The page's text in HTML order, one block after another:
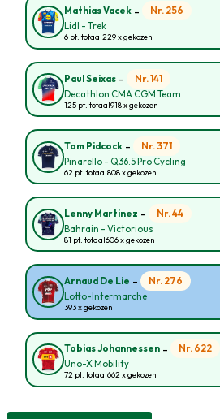
Mathias Vacek - Nr. 256
Lidl - Trek
6 pt. totaal229 x gekozen
Paul Seixas - Nr. 141
Decathlon CMA CGM Team
125 pt. totaal918 x gekozen
Tom Pidcock - Nr. 371
Pinarello - Q36.5 Pro Cycling
62 pt. totaal808 x gekozen
Lenny Martinez - Nr. 44
Bahrain - Victorious
81 pt. totaal606 x gekozen
Arnaud De Lie - Nr. 276
Lotto-Intermarche
393 x gekozen
Tobias Johannessen - Nr. 622
Uno-X Mobility
72 pt. totaal662 x gekozen